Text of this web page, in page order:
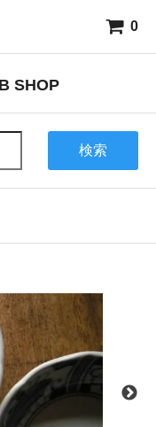
0
SHOP
検索